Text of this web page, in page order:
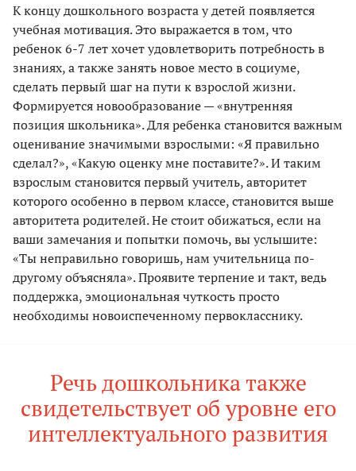
К концу дошкольного возраста у детей появляется
учебная мотивация. Это выражается в том, что
ребенок 6-7 лет хочет удовлетворить потребность в
знаниях, а также занять новое место в социуме,
сделать первый шаг на пути к взрослой жизни.
Формируется новообразование — «внутренняя
позиция школьника». Для ребенка становится важным
оценивание значимыми взрослыми: «Я правильно
сделал?», «Какую оценку мне поставите?». И таким
взрослым становится первый учитель, авторитет
которого особенно в первом классе, становится выше
авторитета родителей. Не стоит обижаться, если на
ваши замечания и попытки помочь, вы услышите:
«Ты неправильно говоришь, нам учительница по-
другому объясняла». Проявите терпение и такт, ведь
поддержка, эмоциональная чуткость просто
необходимы новоиспеченному первокласснику.
Речь дошкольника также
свидетельствует об уровне его
интеллектуального развития